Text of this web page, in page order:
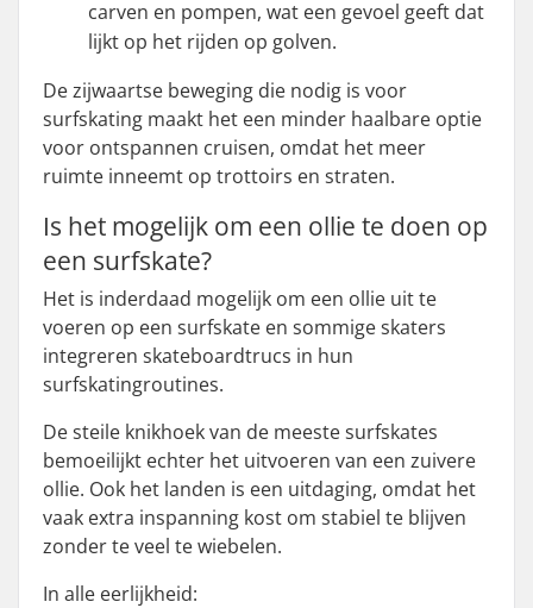
carven en pompen, wat een gevoel geeft dat
lijkt op het rijden op golven.
De zijwaartse beweging die nodig is voor
surfskating maakt het een minder haalbare optie
voor ontspannen cruisen, omdat het meer
ruimte inneemt op trottoirs en straten.
Is het mogelijk om een ollie te doen op
een surfskate?
Het is inderdaad mogelijk om een ollie uit te
voeren op een surfskate en sommige skaters
integreren skateboardtrucs in hun
surfskatingroutines.
De steile knikhoek van de meeste surfskates
bemoeilijkt echter het uitvoeren van een zuivere
ollie. Ook het landen is een uitdaging, omdat het
vaak extra inspanning kost om stabiel te blijven
zonder te veel te wiebelen.
In alle eerlijkheid: